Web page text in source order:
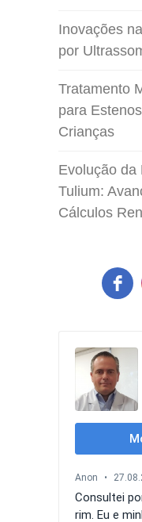
Inovações
por
Tratamento
para
Crianças
Evolução da
Tulium:
Cálculos